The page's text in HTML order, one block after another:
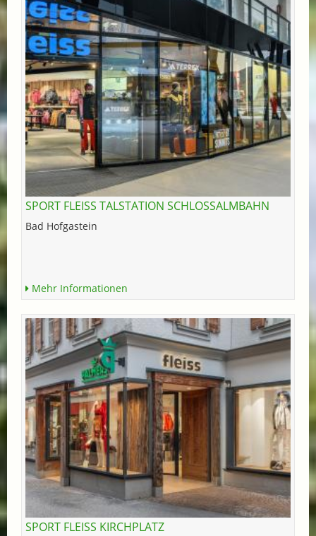
SPORT FLEISS TALSTATION SCHLOSSALMBAHN
Bad Hofgastein
Mehr Informationen
SPORT FLEISS KIRCHPLATZ